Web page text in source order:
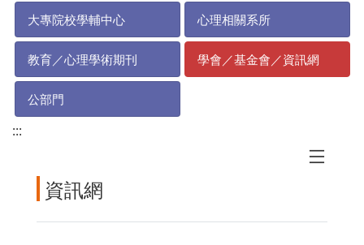
大專院校學輔中心 心理相關系所
教育／心理學術期刊 學會／基金會／資訊網
公部門
:::
資訊網